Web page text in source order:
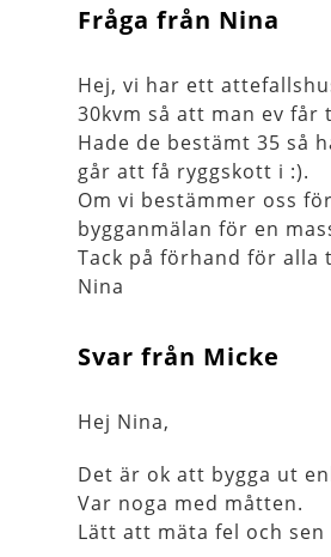
Fråga från Nina
Hej, vi har ett
30kvm så att man ev
Hade de bestämt 35 så
går att få ryggskott i :).
Om vi bestämmer oss
bygganmälan för en
Tack på förhand för alla
Nina
Svar från Micke
Hej Nina,
Det är ok att bygga ut
Var noga med måtten.
Lätt att mäta fel och